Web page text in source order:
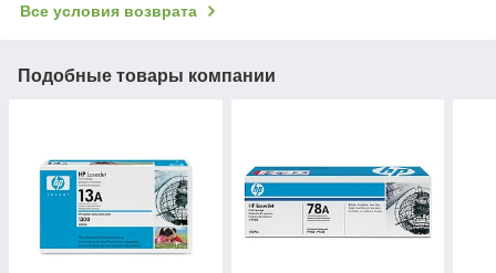
Все условия возврата
Подобные товары компании